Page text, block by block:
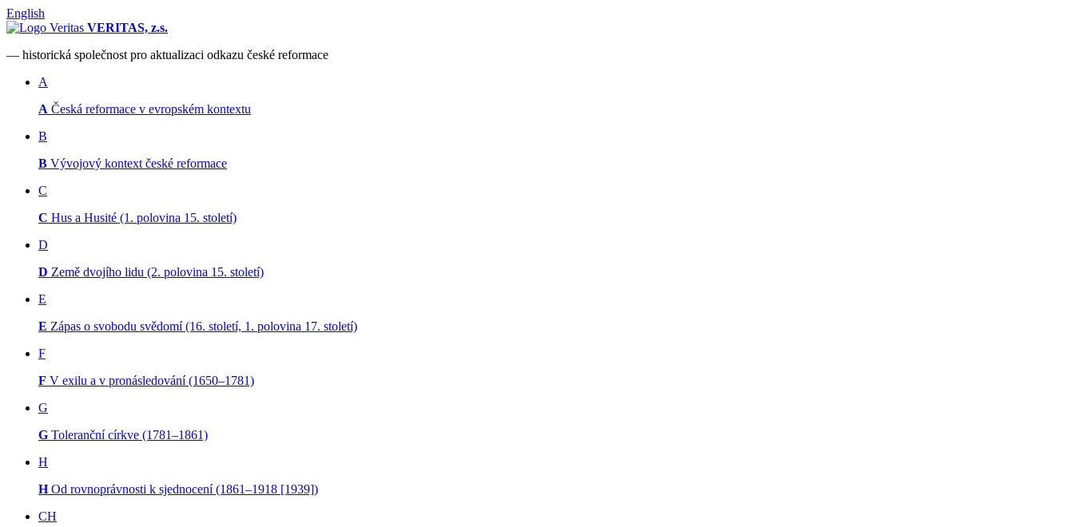
English
VERITAS, z.s.
— historická společnost pro aktualizaci odkazu české reformace
A
A Česká reformace v evropském kontextu
B
B Vývojový kontext české reformace
C
C Hus a Husité (1. polovina 15. století)
D
D Země dvojího lidu (2. polovina 15. století)
E
E Zápas o svobodu svědomí (16. století, 1. polovina 17. století)
F
F V exilu a v pronásledování (1650–1781)
G
G Toleranční církve (1781–1861)
H
HOd rovnoprávnosti k sjednocení (1861–1918 [1939])
CH